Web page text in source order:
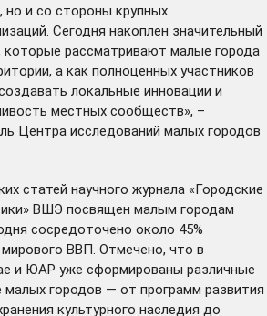
но и со стороны крупных
Сегодня накоплен значительный
которые рассматривают малые города
а как полноценных участников
локальные инновации и
местных сообществ», –
Центра исследований малых городов
статей научного журнала «Городские
ВШЭ посвящен малым городам
сосредоточено около 45%
мирового ВВП. Отмечено, что в
и ЮАР уже сформированы различные
городов — от программ развития
культурного наследия до